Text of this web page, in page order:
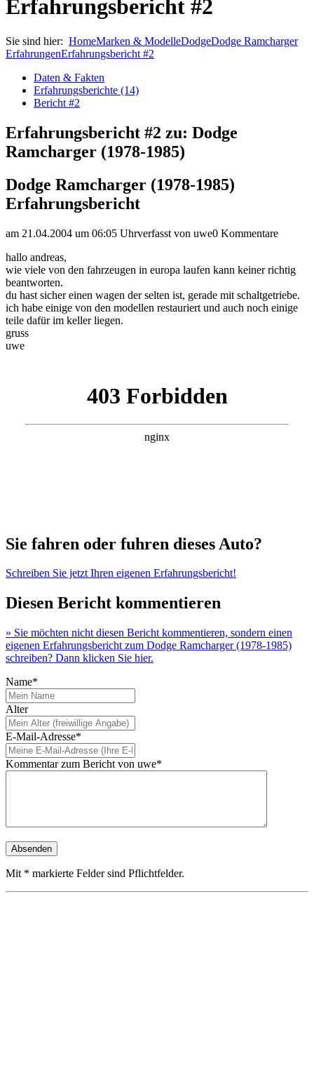
Erfahrungsbericht #2
Sie sind hier: HomeMarken & ModelleDodgeDodge Ramcharger
ErfahrungenErfahrungsbericht #2
Daten & Fakten
Erfahrungsberichte (14)
Bericht #2
Erfahrungsbericht #2 zu: Dodge
Ramcharger (1978-1985)
Dodge Ramcharger (1978-1985)
Erfahrungsbericht
am 21.04.2004 um 06:05 Uhrverfasst von uwe0 Kommentare
hallo andreas,
wie viele von den fahrzeugen in europa laufen kann keiner richtig
beantworten.
du hast sicher einen wagen der selten ist, gerade mit schaltgetriebe.
ich habe einige von den modellen restauriert und auch noch einige
teile dafür im keller liegen.
gruss
uwe
Sie fahren oder fuhren dieses Auto?
Schreiben Sie jetzt Ihren eigenen Erfahrungsbericht!
Diesen Bericht kommentieren
» Sie möchten nicht diesen Bericht kommentieren, sondern einen
eigenen Erfahrungsbericht zum Dodge Ramcharger (1978-1985)
schreiben? Dann klicken Sie hier.
Name*
Alter
E-Mail-Adresse*
Kommentar zum Bericht von uwe*
Mit * markierte Felder sind Pflichtfelder.